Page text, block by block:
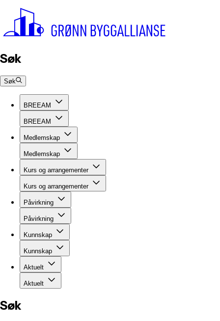
Søk
Søk
BREEAM
BREEAM
Medlemskap
Medlemskap
Kurs og arrangementer
Kurs og arrangementer
Påvirkning
Påvirkning
Kunnskap
Kunnskap
Aktuelt
Aktuelt
Søk